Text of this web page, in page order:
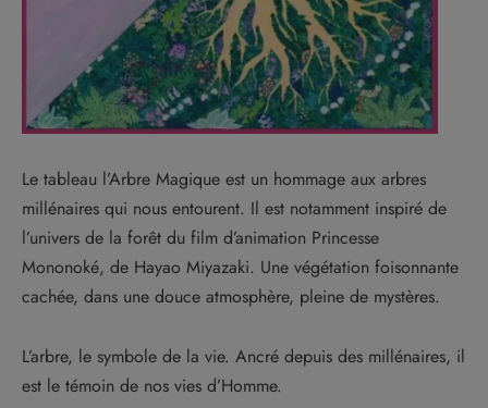
Le tableau l’Arbre Magique est un hommage aux arbres
millénaires qui nous entourent. Il est notamment inspiré de
l’univers de la forêt du film d’animation Princesse
Mononoké, de Hayao Miyazaki. Une végétation foisonnante
cachée, dans une douce atmosphère, pleine de mystères.
L’arbre, le symbole de la vie. Ancré depuis des millénaires, il
est le témoin de nos vies d’Homme.